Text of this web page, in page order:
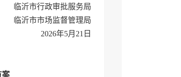
临沂市行政审批服务局
临沂市市场监督管理局
2026年5月21日
案